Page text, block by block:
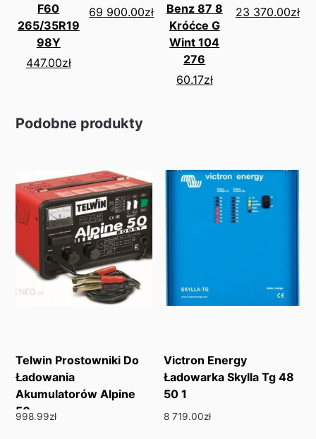
F60
265/35R19
98Y
447.00zł
69 900.00zł
Benz 87 8
Króćce G
Wint 104
276
60.17zł
23 370.00zł
Podobne produkty
Telwin Prostowniki Do
Ładowania
Akumulatorów Alpine
50
998.99zł
Victron Energy
Ładowarka Skylla Tg 48
50 1
8 719.00zł